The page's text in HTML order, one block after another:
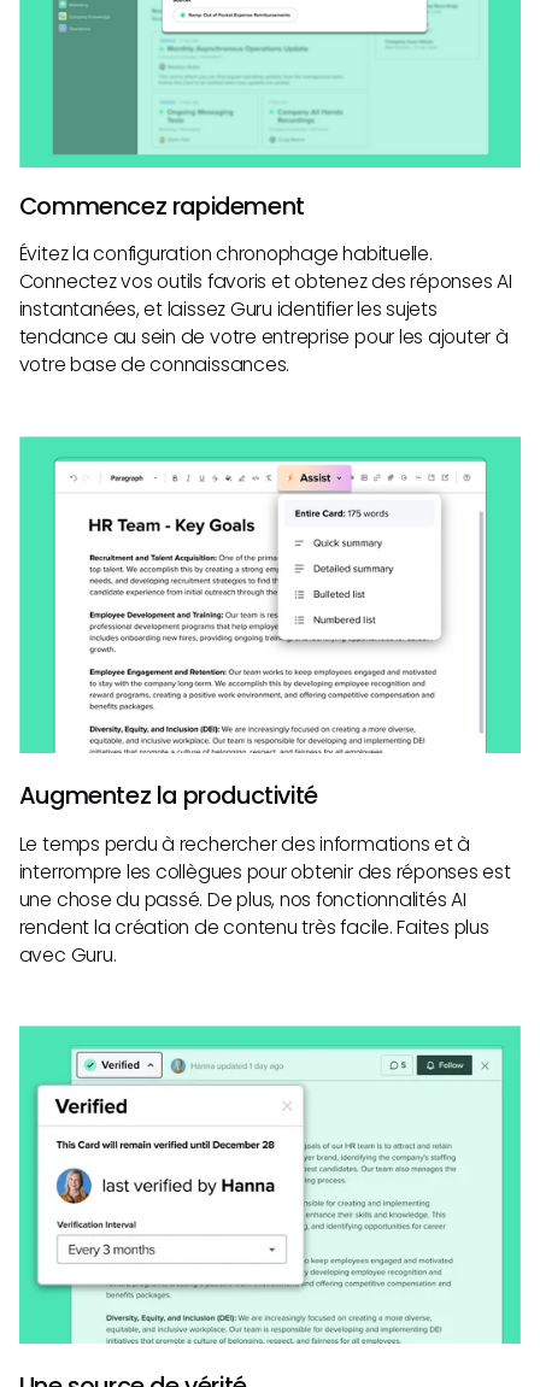
Commencez rapidement
Évitez la configuration chronophage habituelle.
Connectez vos outils favoris et obtenez des réponses AI
instantanées, et laissez Guru identifier les sujets
tendance au sein de votre entreprise pour les ajouter à
votre base de connaissances.
Augmentez la productivité
Le temps perdu à rechercher des informations et à
interrompre les collègues pour obtenir des réponses est
une chose du passé. De plus, nos fonctionnalités AI
rendent la création de contenu très facile. Faites plus
avec Guru.